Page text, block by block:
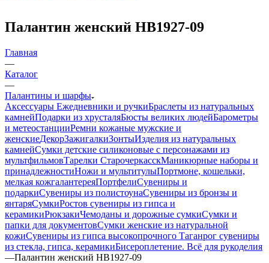
Палантин женский HB1927-09
Главная
—
Каталог
—
Палантины и шарфы
Аксессуары Ежедневники и ручкиБраслеты из натуральных
камнейПодарки из хрусталяБюсты великих людейБарометры
и метеостанцииРемни кожаные мужские и
женскиеДекорЗажигалкиЗонтыИзделия из натуральных
камнейСумки детские силиконовые с персонажами из
мультфильмовТарелки СтарочеркасскМаникюрные наборы и
принадлежностиНожи и мультитулыПортмоне, кошельки,
мелкая кожгалантереяПортфелиСувениры и
подаркиСувениры из полистоунаСувениры из бронзы и
янтаряСумкиРостов сувениры из гипса и
керамикиРюкзакиЧемоданы и дорожные сумкиСумки и
папки для документовСумки женские из натуральной
кожиСувениры из гипса высокопрочного Таганрог сувениры
из стекла, гипса, керамикиБисероплетение. Всё для рукоделия
—Палантин женский HB1927-09